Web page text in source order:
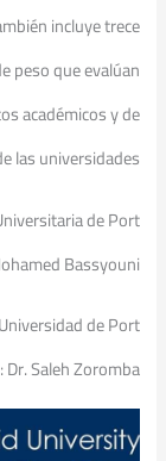
incluye trece
peso que evalúan
académicos y de
las universidades.
de Port
Bassyouni
de Port
Dr. Saleh Zoromba